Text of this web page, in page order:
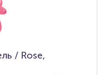
/ Rose,